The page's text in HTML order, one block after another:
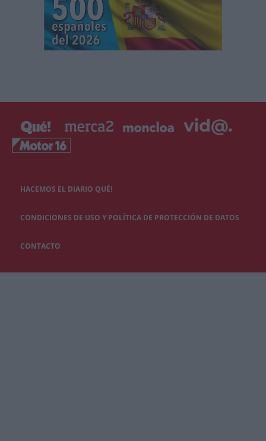
HACEMOS EL DIARIO QUÉ!
CONDICIONES DE USO Y POLÍTICA DE PROTECCIÓN DE DATOS
CONTACTO